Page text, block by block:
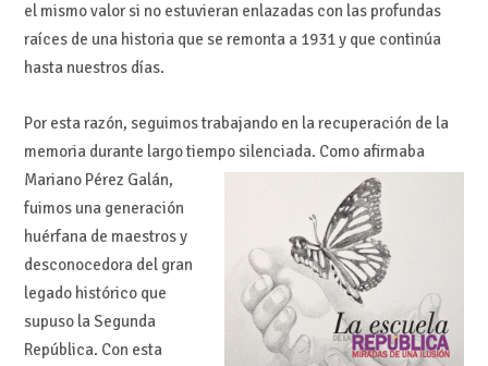
el mismo valor si no estuvieran enlazadas con las profundas
raíces de una historia que se remonta a 1931 y que continúa
hasta nuestros días.
Por esta razón, seguimos trabajando en la recuperación de la
memoria durante largo tiempo silenciada. Como afirmaba
Mariano Pérez Galán,
fuimos una generación
huérfana de maestros y
desconocedora del gran
legado histórico que
supuso la Segunda
República. Con esta